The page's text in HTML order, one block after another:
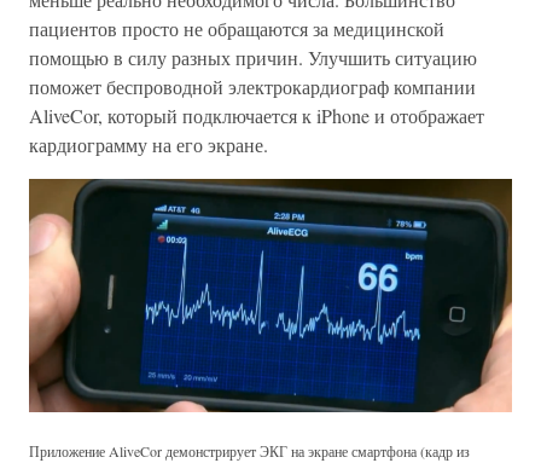
пациентов просто не обращаются за медицинской
помощью в силу разных причин. Улучшить ситуацию
поможет беспроводной электрокардиограф компании
AliveCor, который подключается к iPhone и отображает
кардиограмму на его экране.
Приложение AliveCor демонстрирует ЭКГ на экране смартфона (кадр из